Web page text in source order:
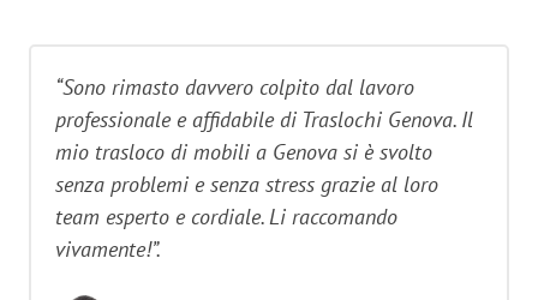
“Sono rimasto davvero colpito dal lavoro
professionale e affidabile di Traslochi Genova. Il
mio trasloco di mobili a Genova si è svolto
senza problemi e senza stress grazie al loro
team esperto e cordiale. Li raccomando
vivamente!”.